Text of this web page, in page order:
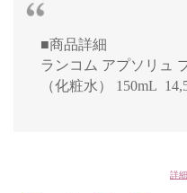
■商品詳細
ランコム アプソリュ
（化粧水） 150mL
詳